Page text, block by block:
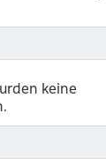
keine